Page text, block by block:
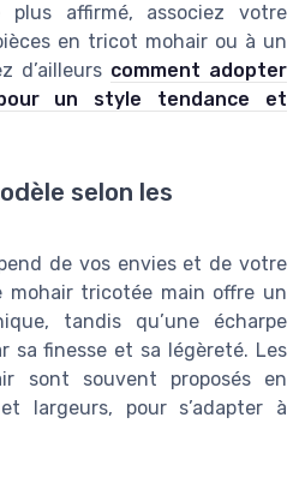
affirmé, associez votre
en tricot mohair ou à un
d’ailleurs comment adopter
un style tendance et
selon les
de vos envies et de votre
mohair tricotée main offre un
tandis qu’une écharpe
sa finesse et sa légèreté. Les
sont souvent proposés en
largeurs, pour s’adapter à